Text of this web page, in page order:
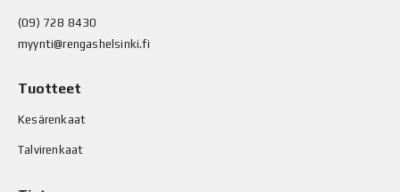
(09) 728 8430
myynti@rengashelsinki.fi
Tuotteet
Kesärenkaat
Talvirenkaat